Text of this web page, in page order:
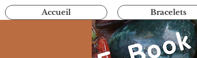
Accueil Bracelets